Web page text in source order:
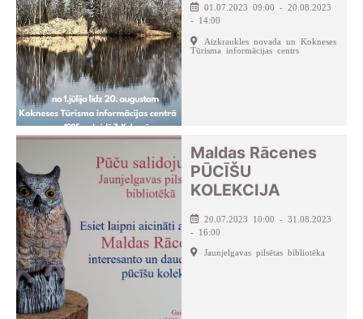
01.07.2023 09:00 - 20.08.2023
- 14:00
Aizkraukles novada un Kokneses
Tūrisma informācijas centrs
Maldas Rācenes
PŪCĪŠU
KOLEKCIJA
20.07.2023 10:00 - 31.08.2023
- 16:00
Jaunjelgavas pilsētas bibliotēka